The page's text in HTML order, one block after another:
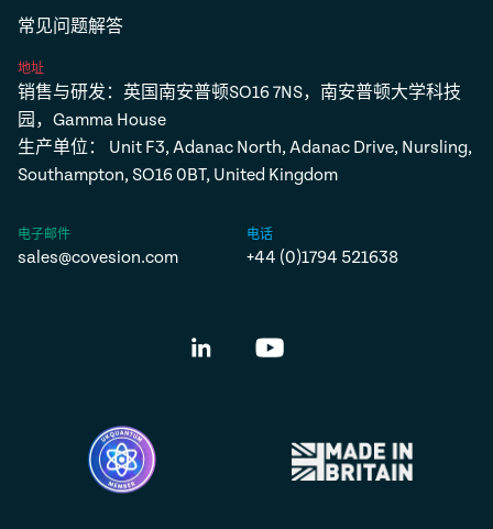
常见问题解答
地址
销售与研发：英国南安普顿SO16 7NS，南安普顿大学科技
园，Gamma House
生产单位： Unit F3, Adanac North, Adanac Drive, Nursling,
Southampton, SO16 0BT, United Kingdom
电子邮件
sales@covesion.com
电话
+44 (0)1794 521638